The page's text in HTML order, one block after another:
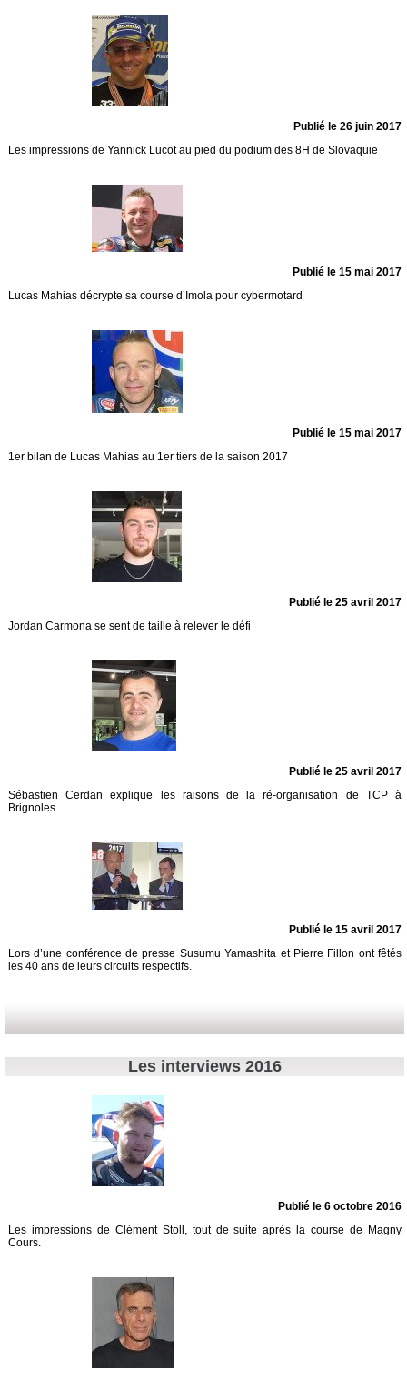
Publié le 26 juin 2017
Les impressions de Yannick Lucot au pied du podium des 8H de Slovaquie
Publié le 15 mai 2017
Lucas Mahias décrypte sa course d’Imola pour cybermotard
Publié le 15 mai 2017
1er bilan de Lucas Mahias au 1er tiers de la saison 2017
Publié le 25 avril 2017
Jordan Carmona se sent de taille à relever le défi
Publié le 25 avril 2017
Sébastien Cerdan explique les raisons de la ré-organisation de TCP à
Brignoles.
Publié le 15 avril 2017
Lors d’une conférence de presse Susumu Yamashita et Pierre Fillon ont fêtés
les 40 ans de leurs circuits respectifs.
Les interviews 2016
Publié le 6 octobre 2016
Les impressions de Clément Stoll, tout de suite après la course de Magny
Cours.